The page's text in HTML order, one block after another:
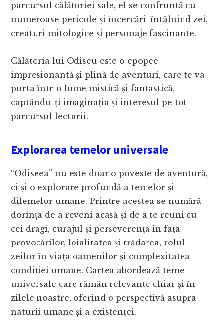
parcursul călătoriei sale, el se confruntă cu
numeroase pericole și încercări, întâlnind zei,
creaturi mitologice și personaje fascinante.
Călătoria lui Odiseu este o epopee
impresionantă și plină de aventuri, care te va
purta într-o lume mistică și fantastică,
captându-ți imaginația și interesul pe tot
parcursul lecturii.
Explorarea temelor universale
“Odiseea” nu este doar o poveste de aventură,
ci și o explorare profundă a temelor și
dilemelor umane. Printre acestea se numără
dorința de a reveni acasă și de a te reuni cu
cei dragi, curajul și perseverența în fața
provocărilor, loialitatea și trădarea, rolul
zeilor în viața oamenilor și complexitatea
condiției umane. Cartea abordează teme
universale care rămân relevante chiar și în
zilele noastre, oferind o perspectivă asupra
naturii umane și a existenței.